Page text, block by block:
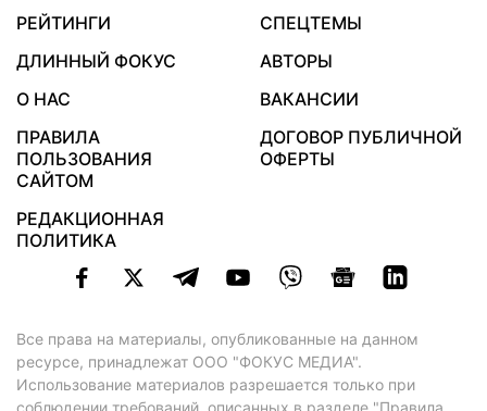
РЕЙТИНГИ
СПЕЦТЕМЫ
ДЛИННЫЙ ФОКУС
АВТОРЫ
О НАС
ВАКАНСИИ
ПРАВИЛА
ПОЛЬЗОВАНИЯ
САЙТОМ
ДОГОВОР ПУБЛИЧНОЙ
ОФЕРТЫ
РЕДАКЦИОННАЯ
ПОЛИТИКА
Все права на материалы, опубликованные на данном
ресурсе, принадлежат ООО "ФОКУС МЕДИА".
Использование материалов разрешается только при
соблюдении требований, описанных в разделе "Правила